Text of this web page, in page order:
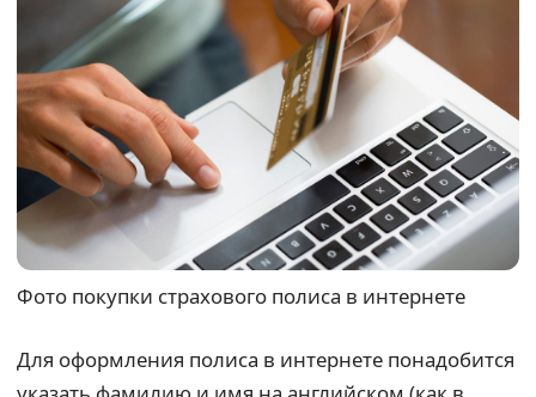
Фото покупки страхового полиса в интернете
Для оформления полиса в интернете понадобится